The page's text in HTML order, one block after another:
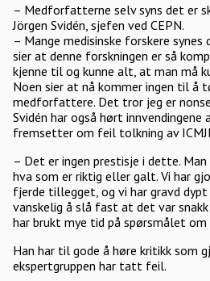
– Medforfatterne selv syns det er
Jörgen Svidén, sjefen ved CEPN.
– Mange medisinske forskere synes
sier at denne forskningen er så
kjenne til og kunne alt, at man må
Noen sier at nå kommer ingen til å
medforfattere. Det tror jeg er
Svidén har også hørt innvendingene
fremsetter om feil tolkning av
– Det er ingen prestisje i dette.
hva som er riktig eller galt. Vi har
fjerde tillegget, og vi har gravd
vanskelig å slå fast at det var
har brukt mye tid på spørsmålet
Han har til gode å høre kritikk som
ekspertgruppen har tatt feil.